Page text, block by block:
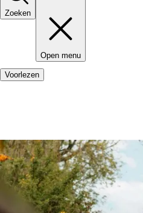
Zoeken
Open menu
Voorlezen